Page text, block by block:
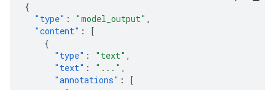
{
"type" : "model_output" ,
"content" :
[
{
"type" : "text" ,
"text" : "..." ,
"annotations" :
[